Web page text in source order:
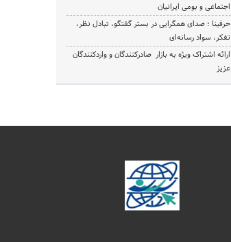
اجتماعی و بومی ایرانیان
حرفینا ؛ صدای همگرایی در بستر گفتگو، تبادل نظر،
تفکر، سواد رسانه‌ای
ارائه اشتراک ویژه به بازار صادرکنندگان و واردکنندگان
عزیز